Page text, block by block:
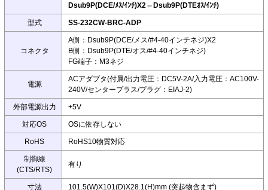
Dsub9P(DCE/ﾒｽ/ｲﾝﾁ)X2⇔Dsub9P(DTEｵｽ/ｲﾝﾁ)
型式 SS-232CW-BRC-ADP
コネクタ
A側：Dsub9P(DCE/メス/#4-40インチネジ)X2
B側：Dsub9P(DTE/オス/#4-40インチネジ)
FG端子：M3ネジ
電源
ACアダプタ(付属/出力電圧：DC5V-2A/入力電圧：AC100V-
240V/センタープラス/プラグ：EIAJ-2)
外部電源出力 +5V
対応OS OSに依存しない
RoHS RoHS10物質対応
制御線
(CTS/RTS)
有り
寸法 101.5(W)X101(D)X28.1(H)mm (突起物含まず)